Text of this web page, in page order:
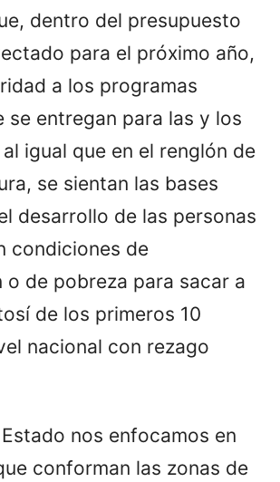
dentro del presupuesto
para el próximo año,
a los programas
se entregan para las y los
igual que en el renglón de
se sientan las bases
desarrollo de las personas
condiciones de
o de pobreza para sacar a
de los primeros 10
nacional con rezago
nos enfocamos en
conforman las zonas de